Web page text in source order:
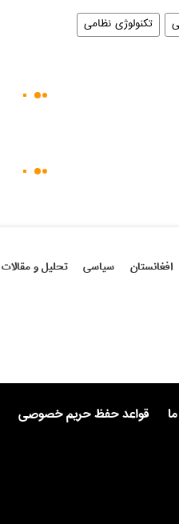
تکنولوژی نظامی
افغانستان سیاسی تحلیل و مقالات
قواعد حفظ حریم خصوصی